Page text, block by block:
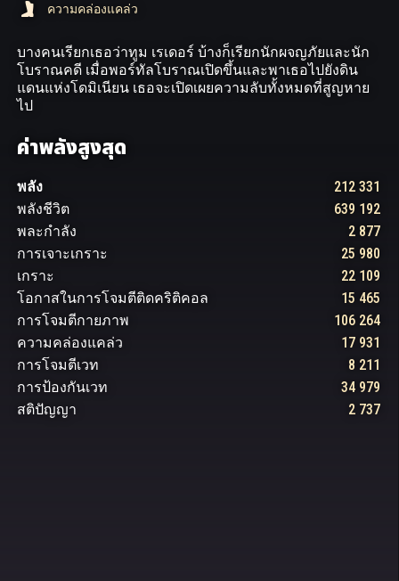
ความ​คล่องแคล่ว
บางคนเรียกเธอว่าทูม เรเดอร์ บ้างก็เรียกนักผจญภัยและนัก
โบราณคดี เมื่อพอร์ทัลโบราณเปิดขึ้นและพาเธอไปยังดิน
แดนแห่งโดมิเนียน เธอจะเปิดเผยความลับทั้งหมดที่สูญหาย
ไป
ค่าพลังสูงสุด
พลัง
212 331
พลังชีวิต
639 192
พละ​กำลัง
2 877
การเจาะเกราะ
25 980
เกราะ
22 109
โอกาสในการโจมตีติดคริติคอล
15 465
การโจมตีกายภาพ
106 264
ความ​คล่องแคล่ว
17 931
การโจมตีเวท
8 211
การป้องกันเวท
34 979
สติ​ปัญญา
2 737